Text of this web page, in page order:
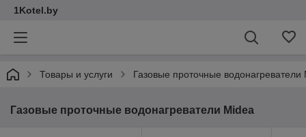
1Kotel.by
Товары и услуги Газовые проточные водонагреватели
Газовые проточные водонагреватели Midea